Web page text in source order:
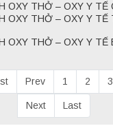
OXY THỞ – OXY Y TẾ
OXY THỞ – OXY Y TẾ
OXY THỞ – OXY Y TẾ
Prev 1 2 3
Next Last